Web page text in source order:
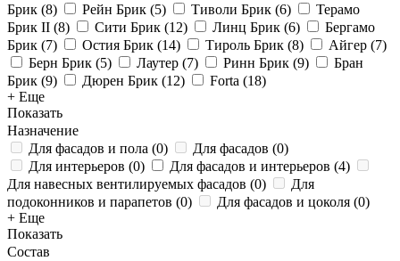
Брик (8) Рейн Брик (5) Тиволи Брик (6)
Терамо
Брик II (8) Сити Брик (12) Линц Брик (6)
Бергамо
Брик (7) Остия Брик (14) Тироль Брик (8) Айгер (7)
Берн Брик (5) Лаутер (7) Ринн Брик (9)
Бран
Брик (9) Дюрен Брик (12) Forta (18)
+ Еще
Показать
Назначение
Для фасадов и пола (0) Для фасадов (0)
Для интерьеров (0) Для фасадов и интерьеров (4)
Для навесных вентилируемых фасадов (0)
Для
подоконников и парапетов (0) Для фасадов и цоколя (0)
+ Еще
Показать
Состав